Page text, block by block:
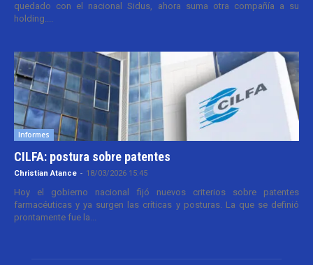
quedado con el nacional Sidus, ahora suma otra compañía a su
holding....
Informes
CILFA: postura sobre patentes
Christian Atance - 18/03/2026 15:45
Hoy el gobierno nacional fijó nuevos criterios sobre patentes
farmacéuticas y ya surgen las críticas y posturas. La que se definió
prontamente fue la...